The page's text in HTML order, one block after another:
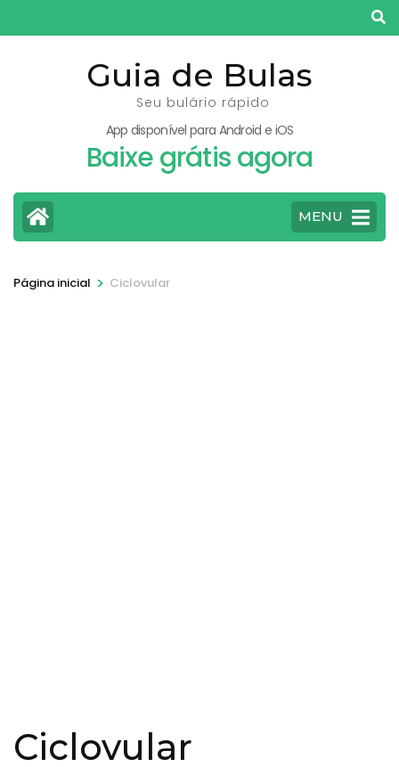
para
Guia de Bulas
Seu bulário rápido
App disponível para Android e iOS
Baixe grátis agora
MENU
Página inicial > Ciclovular
Ciclovular